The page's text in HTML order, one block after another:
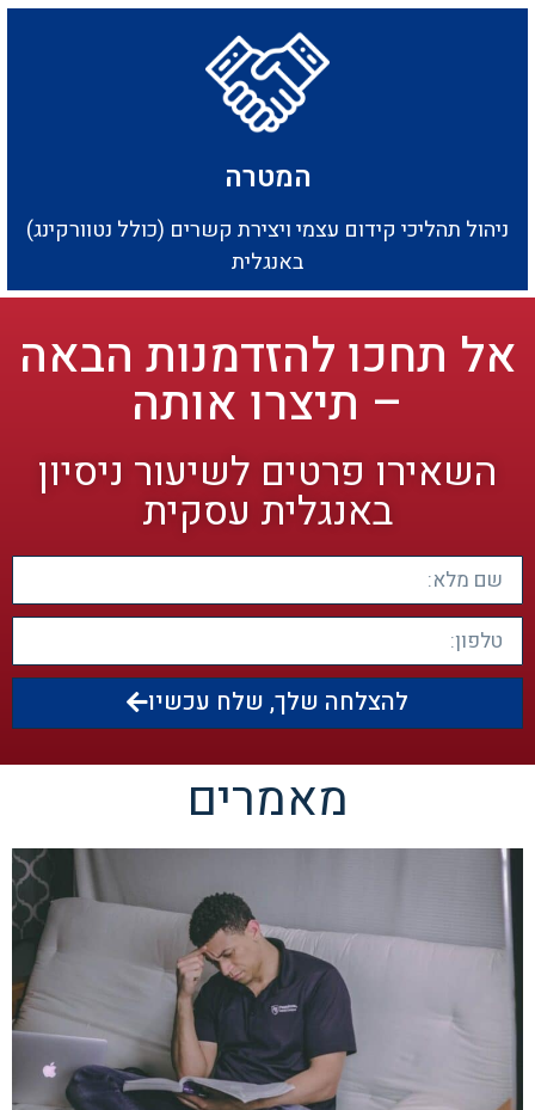
המטרה
ניהול תהליכי קידום עצמי ויצירת קשרים (כולל נטוורקינג)
באנגלית
אל תחכו להזדמנות הבאה
– תיצרו אותה
השאירו פרטים לשיעור ניסיון
באנגלית עסקית
להצלחה שלך, שלח עכשיו
מאמרים